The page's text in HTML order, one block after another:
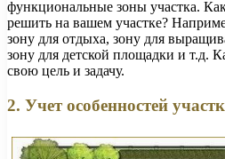
функциональные зоны участка.
решить на вашем участке?
зону для отдыха, зону для
зону для детской площадки и т.д.
свою цель и задачу.
2. Учет особенностей